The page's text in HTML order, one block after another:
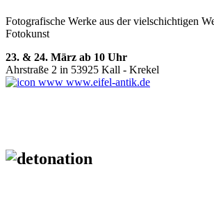
Fotografische Werke aus der vielschichtigen
Fotokunst
23. & 24. März ab 10 Uhr
Ahrstraße 2 in 53925 Kall - Krekel
www.eifel-antik.de